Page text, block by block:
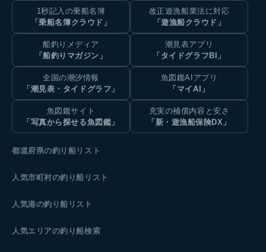
1秒記入の乗船名簿
「乗船名簿クラウド」
改正遊漁船業法に対応
「遊漁船クラウド」
船釣りメディア
「船釣りマガジン」
潮見表アプリ
「タイドグラフBI」
全国の潮汐情報
「潮見表・タイドグラフ」
魚図鑑AIアプリ
「マイAI」
魚図鑑サイト
「写真から探せる魚図鑑」
充実の補償内容と安さ
「新・遊漁船保険DX」
都道府県の釣り船リスト
人気市町村の釣り船リスト
人気港の釣り船リスト
人気エリアの釣り船検索